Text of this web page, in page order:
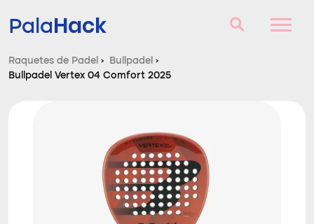
PalaHack
Raquetes de Padel
Comparador
Raquetes de Padel › Bullpadel ›
Bullpadel Vertex 04 Comfort 2025